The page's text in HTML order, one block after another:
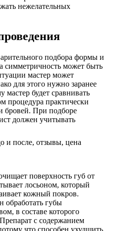
нежелательных
подбора формы и
симметричность может быть
мастер может
для этого нужно заранее
мастер будет сравнивать
процедура практически
бровей. При подборе
должен учитывать
поверхность губ от
лосьоном, который
кожный покров.
обработать губы
в составе которого
с содержанием
что способен ухудшить